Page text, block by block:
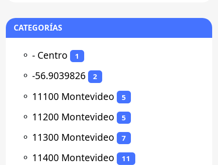
CATEGORÍAS
⚬ - Centro 1
⚬ -56.9039826 2
⚬ 11100 Montevideo 5
⚬ 11200 Montevideo 5
⚬ 11300 Montevideo 7
⚬ 11400 Montevideo 11